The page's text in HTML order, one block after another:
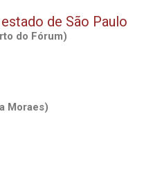
de São Paulo
do Fórum)
Moraes)